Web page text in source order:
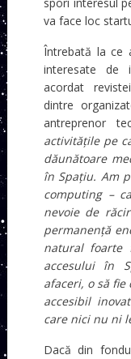
spori interesul
va face loc
Întrebată la ce
interesate de
acordat
dintre
antreprenor
activitățile pe
dăunătoare
în Spațiu. Am
computing –
nevoie de
permanență
natural foarte
accesului în
afaceri, o să
accesibil
care nici nu ni
Dacă din